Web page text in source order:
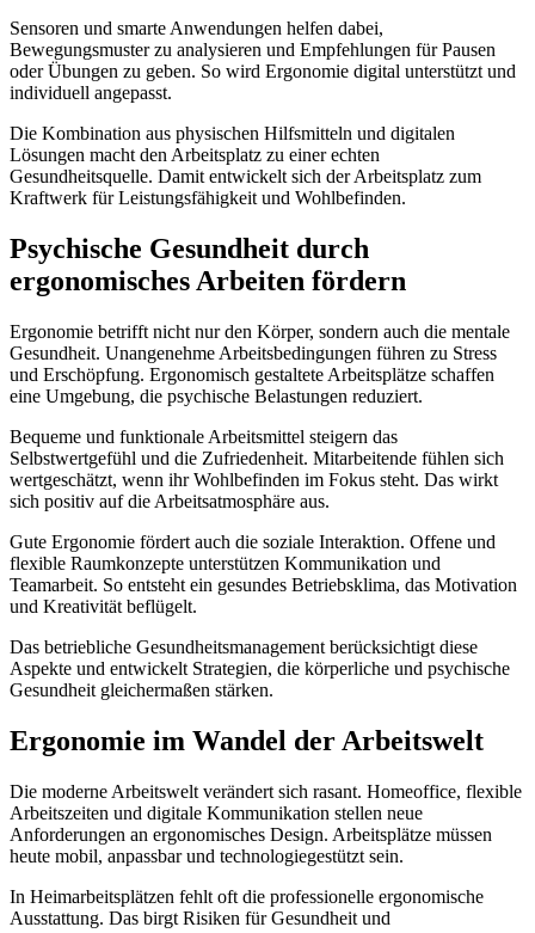
Sensoren und smarte Anwendungen helfen dabei,
Bewegungsmuster zu analysieren und Empfehlungen für Pausen
oder Übungen zu geben. So wird Ergonomie digital unterstützt und
individuell angepasst.
Die Kombination aus physischen Hilfsmitteln und digitalen
Lösungen macht den Arbeitsplatz zu einer echten
Gesundheitsquelle. Damit entwickelt sich der Arbeitsplatz zum
Kraftwerk für Leistungsfähigkeit und Wohlbefinden.
Psychische Gesundheit durch
ergonomisches Arbeiten fördern
Ergonomie betrifft nicht nur den Körper, sondern auch die mentale
Gesundheit. Unangenehme Arbeitsbedingungen führen zu Stress
und Erschöpfung. Ergonomisch gestaltete Arbeitsplätze schaffen
eine Umgebung, die psychische Belastungen reduziert.
Bequeme und funktionale Arbeitsmittel steigern das
Selbstwertgefühl und die Zufriedenheit. Mitarbeitende fühlen sich
wertgeschätzt, wenn ihr Wohlbefinden im Fokus steht. Das wirkt
sich positiv auf die Arbeitsatmosphäre aus.
Gute Ergonomie fördert auch die soziale Interaktion. Offene und
flexible Raumkonzepte unterstützen Kommunikation und
Teamarbeit. So entsteht ein gesundes Betriebsklima, das Motivation
und Kreativität beflügelt.
Das betriebliche Gesundheitsmanagement berücksichtigt diese
Aspekte und entwickelt Strategien, die körperliche und psychische
Gesundheit gleichermaßen stärken.
Ergonomie im Wandel der Arbeitswelt
Die moderne Arbeitswelt verändert sich rasant. Homeoffice, flexible
Arbeitszeiten und digitale Kommunikation stellen neue
Anforderungen an ergonomisches Design. Arbeitsplätze müssen
heute mobil, anpassbar und technologiegestützt sein.
In Heimarbeitsplätzen fehlt oft die professionelle ergonomische
Ausstattung. Das birgt Risiken für Gesundheit und